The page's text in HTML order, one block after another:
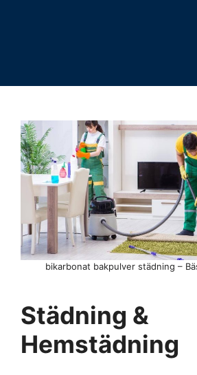
bikarbonat bakpulver städning –
Städning &
Hemstädning